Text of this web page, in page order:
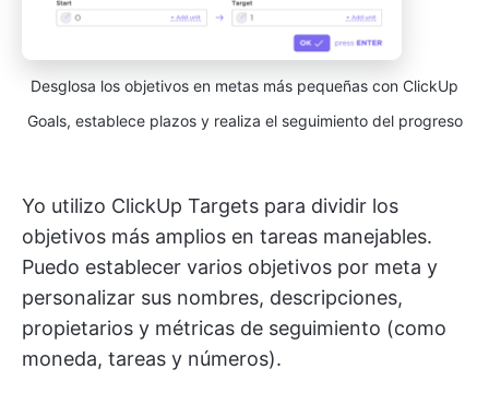
Desglosa los objetivos en metas más pequeñas con ClickUp
Goals, establece plazos y realiza el seguimiento del progreso
Yo utilizo ClickUp Targets para dividir los
objetivos más amplios en tareas manejables.
Puedo establecer varios objetivos por meta y
personalizar sus nombres, descripciones,
propietarios y métricas de seguimiento (como
moneda, tareas y números).